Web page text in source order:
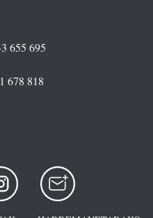
655 695
678 818